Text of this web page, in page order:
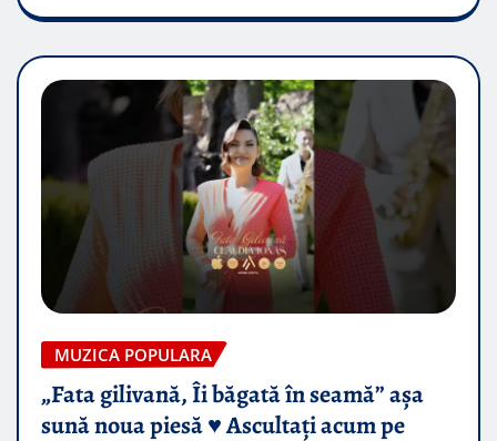
MUZICA POPULARA
„Fata gilivană, Îi băgată în seamă” așa
sună noua piesă ♥️ Ascultați acum pe